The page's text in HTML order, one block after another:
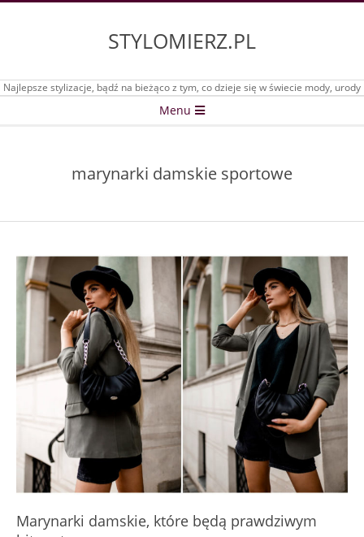
STYLOMIERZ.PL
Najlepsze stylizacje, bądź na bieżąco z tym, co dzieje się w świecie mody, urody
Menu
marynarki damskie sportowe
Marynarki damskie, które będą prawdziwym